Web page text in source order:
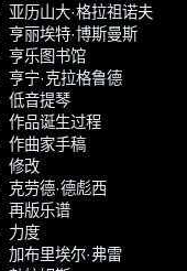
亚历山大·格拉祖诺夫
亨丽埃特·博斯曼斯
亨乐图书馆
亨宁·克拉格鲁德
低音提琴
作品诞生过程
作曲家手稿
修改
克劳德·德彪西
再版乐谱
力度
加布里埃尔·弗雷